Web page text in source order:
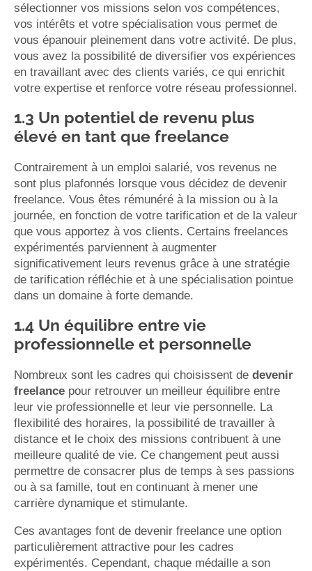
sélectionner vos missions selon vos compétences,
vos intérêts et votre spécialisation vous permet de
vous épanouir pleinement dans votre activité. De plus,
vous avez la possibilité de diversifier vos expériences
en travaillant avec des clients variés, ce qui enrichit
votre expertise et renforce votre réseau professionnel.
1.3 Un potentiel de revenu plus
élevé en tant que freelance
Contrairement à un emploi salarié, vos revenus ne
sont plus plafonnés lorsque vous décidez de devenir
freelance. Vous êtes rémunéré à la mission ou à la
journée, en fonction de votre tarification et de la valeur
que vous apportez à vos clients. Certains freelances
expérimentés parviennent à augmenter
significativement leurs revenus grâce à une stratégie
de tarification réfléchie et à une spécialisation pointue
dans un domaine à forte demande.
1.4 Un équilibre entre vie
professionnelle et personnelle
Nombreux sont les cadres qui choisissent de devenir
freelance pour retrouver un meilleur équilibre entre
leur vie professionnelle et leur vie personnelle. La
flexibilité des horaires, la possibilité de travailler à
distance et le choix des missions contribuent à une
meilleure qualité de vie. Ce changement peut aussi
permettre de consacrer plus de temps à ses passions
ou à sa famille, tout en continuant à mener une
carrière dynamique et stimulante.
Ces avantages font de devenir freelance une option
particulièrement attractive pour les cadres
expérimentés. Cependant, chaque médaille a son